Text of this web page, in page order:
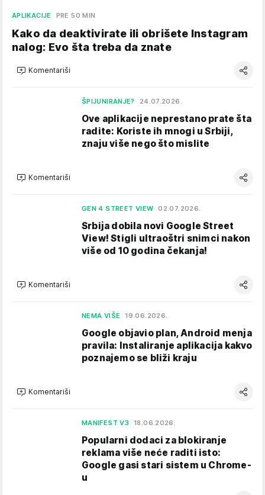
APLIKACIJE PRE 50 MIN
Kako da deaktivirate ili obrišete Instagram
nalog: Evo šta treba da znate
Komentariši
ŠPIJUNIRANJE? 24.07.2026.
Ove aplikacije neprestano prate šta
radite: Koriste ih mnogi u Srbiji,
znaju više nego što mislite
Komentariši
GEN 4 STREET VIEW 02.07.2026.
Srbija dobila novi Google Street
View! Stigli ultraoštri snimci nakon
više od 10 godina čekanja!
Komentariši
NEMA VIŠE 19.06.2026.
Google objavio plan, Android menja
pravila: Instaliranje aplikacija kakvo
poznajemo se bliži kraju
Komentariši
MANIFEST V3 18.06.2026.
Popularni dodaci za blokiranje
reklama više neće raditi isto:
Google gasi stari sistem u Chrome-
u